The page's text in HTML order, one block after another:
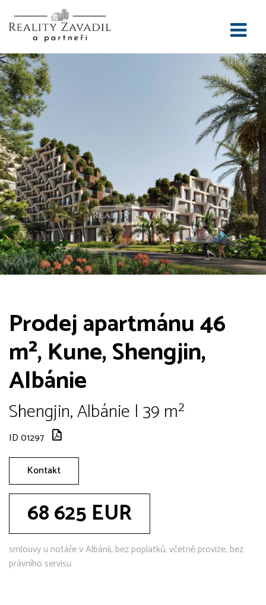
Prodej apartmánu 46
m², Kune, Shengjin,
Albánie
Shengjin, Albánie | 39 m²
ID 01297
Kontakt
68 625 EUR
smlouvy u notáře v Albánii, bez poplatků, včetně provize, bez
právního servisu